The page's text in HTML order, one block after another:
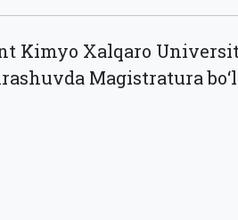
Kimyo Xalqaro
Magistratura